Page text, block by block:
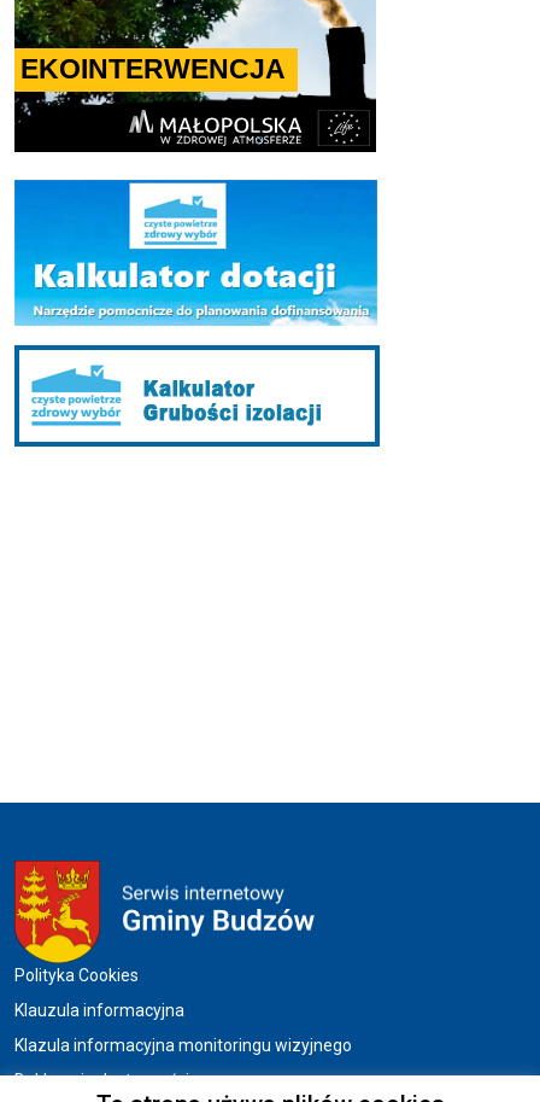
Menu w stopce
Polityka Cookies
Klauzula informacyjna
Klazula informacyjna monitoringu wizyjnego
Deklaracja dostępności